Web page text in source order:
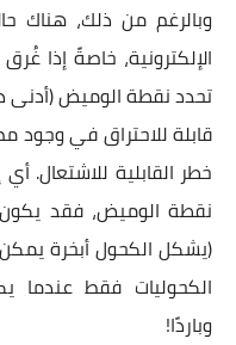
وبالرغم من ذلك، هناك
الإلكترونية، خاصةً
تحدد نقطة الوميض (أدنى
قابلة للاحتراق في وجود
خطر القابلية للاشتعال.
نقطة الوميض، فقد يكون
(يشكل الكحول أبخرة
الكحوليات فقط عندما
وباردًا!